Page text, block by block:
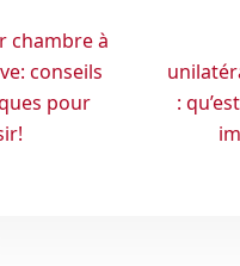
chambre à
conseils
pour
: